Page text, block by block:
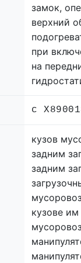
замок,
верхний
при
на
с
кузов
задним
задним
кузове